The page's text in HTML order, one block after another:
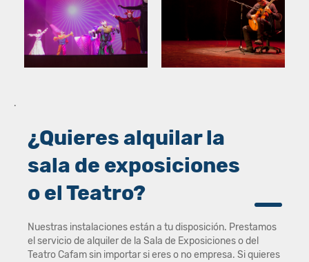
¿Quieres alquilar la
sala de exposiciones
o el Teatro?
Nuestras instalaciones están a tu disposición. Prestamos
el servicio de alquiler de la Sala de Exposiciones o del
Teatro Cafam sin importar si eres o no empresa. Si quieres
.